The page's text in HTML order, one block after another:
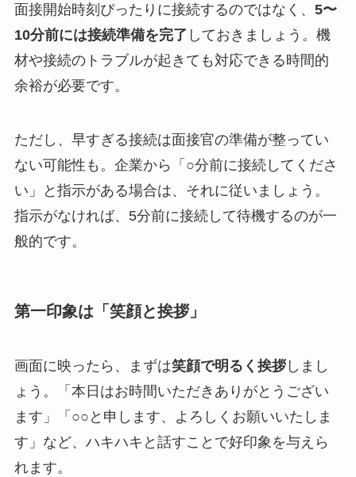
面接開始時刻ぴったりに接続するのではなく、 5〜
10分前には接続準備を完了 しておきましょう。機
材や接続のトラブルが起きても対応できる時間的
余裕が必要です。
ただし、早すぎる接続は面接官の準備が整ってい
ない可能性も。企業から「○分前に接続してくださ
い」と指示がある場合は、それに従いましょう。
指示がなければ、5分前に接続して待機するのが一
般的です。
第一印象は「笑顔と挨拶」
画面に映ったら、まずは笑顔で明るく挨拶しまし
ょう。「本日はお時間いただきありがとうござい
ます」「○○と申します、よろしくお願いいたしま
す」など、ハキハキと話すことで好印象を与えら
れます。